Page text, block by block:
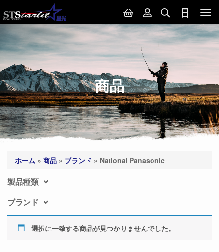
商品
ホーム » 商品 » ブランド » National Panasonic
製品種類
ブランド
選択に一致する商品が見つかりませんでした。